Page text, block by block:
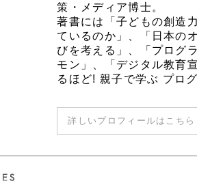
策・メディア博士。
著書には「子どもの創造
ているのか」、「日本の
びを考える」、「プログ
モン」、「デジタル教育
るほど! 親子で学ぶ プロ
詳しいプロフィールはこち